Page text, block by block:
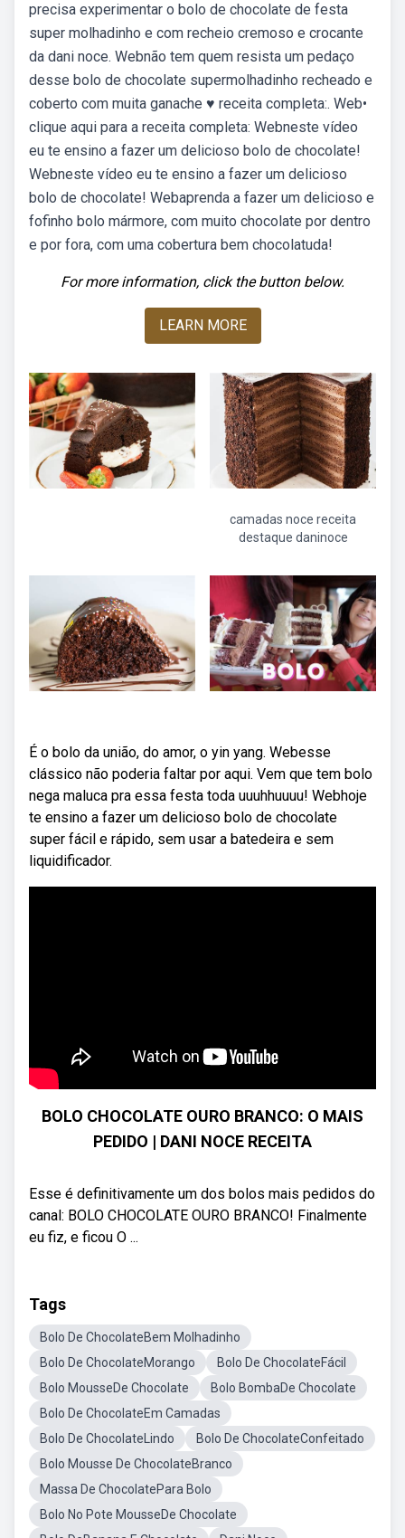
precisa experimentar o bolo de chocolate de festa
super molhadinho e com recheio cremoso e crocante
da dani noce. Webnão tem quem resista um pedaço
desse bolo de chocolate supermolhadinho recheado e
coberto com muita ganache ♥ receita completa:. Web•
clique aqui para a receita completa: Webneste vídeo
eu te ensino a fazer um delicioso bolo de chocolate!
Webneste vídeo eu te ensino a fazer um delicioso
bolo de chocolate! Webaprenda a fazer um delicioso e
fofinho bolo mármore, com muito chocolate por dentro
e por fora, com uma cobertura bem chocolatuda!
For more information, click the button below.
LEARN MORE
camadas noce receita
destaque daninoce
É o bolo da união, do amor, o yin yang. Webesse
clássico não poderia faltar por aqui. Vem que tem bolo
nega maluca pra essa festa toda uuuhhuuuu! Webhoje
te ensino a fazer um delicioso bolo de chocolate
super fácil e rápido, sem usar a batedeira e sem
liquidificador.
BOLO CHOCOLATE OURO BRANCO: O MAIS
PEDIDO | DANI NOCE RECEITA
Esse é definitivamente um dos bolos mais pedidos do
canal: BOLO CHOCOLATE OURO BRANCO! Finalmente
eu fiz, e ficou O ...
Tags
Bolo De ChocolateBem Molhadinho
Bolo De ChocolateMorango
Bolo De ChocolateFácil
Bolo MousseDe Chocolate
Bolo BombaDe Chocolate
Bolo De ChocolateEm Camadas
Bolo De ChocolateLindo
Bolo De ChocolateConfeitado
Bolo Mousse De ChocolateBranco
Massa De ChocolatePara Bolo
Bolo No Pote MousseDe Chocolate